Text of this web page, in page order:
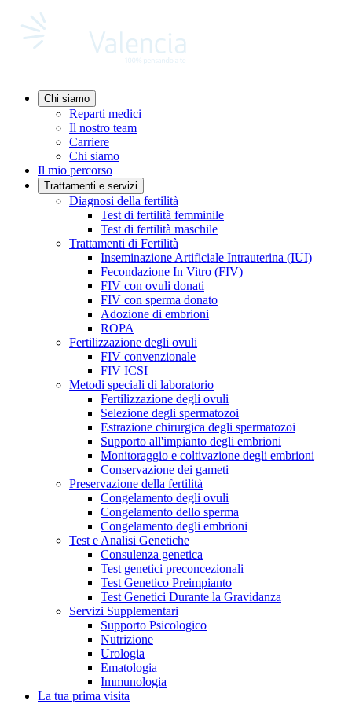
Chi siamo
Reparti medici
Il nostro team
Carriere
Chi siamo
Il mio percorso
Trattamenti e servizi
Diagnosi della fertilità
Test di fertilità femminile
Test di fertilità maschile
Trattamenti di Fertilità
Inseminazione Artificiale Intrauterina (IUI)
Fecondazione In Vitro (FIV)
FIV con ovuli donati
FIV con sperma donato
Adozione di embrioni
ROPA
Fertilizzazione degli ovuli
FIV convenzionale
FIV ICSI
Metodi speciali di laboratorio
Fertilizzazione degli ovuli
Selezione degli spermatozoi
Estrazione chirurgica degli spermatozoi
Supporto all'impianto degli embrioni
Monitoraggio e coltivazione degli embrioni
Conservazione dei gameti
Preservazione della fertilità
Congelamento degli ovuli
Congelamento dello sperma
Congelamento degli embrioni
Test e Analisi Genetiche
Consulenza genetica
Test genetici preconcezionali
Test Genetico Preimpianto
Test Genetici Durante la Gravidanza
Servizi Supplementari
Supporto Psicologico
Nutrizione
Urologia
Ematologia
Immunologia
La tua prima visita